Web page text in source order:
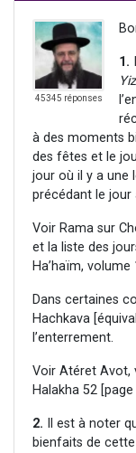
45345 réponses
1.
à des moments
des fêtes et le
jour où il y a une
précédant le jour
Voir Rama sur
et la liste des
Ha’haïm, volume
Dans certaines
Hachkava
l’enterrement.
Voir Atéret Avot,
Halakha 52 [page
2. Il est à noter
bienfaits de